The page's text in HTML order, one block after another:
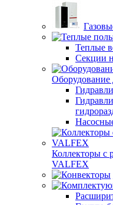
Теплые
Секции
Оборудование
Коллекторы с
VALFEX